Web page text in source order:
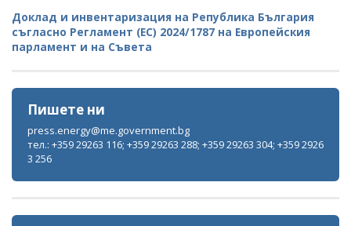
Доклад и инвентаризация на Република България
съгласно Регламент (ЕС) 2024/1787 на Европейския
парламент и на Съвета
Пишете ни
press.energy@me.government.bg
тел.: +359 29263 116; +359 29263 288; +359 29263 304; +359 2926
3 256